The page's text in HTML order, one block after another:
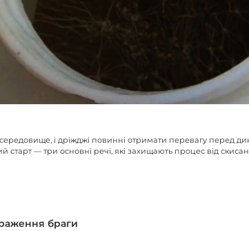
і дріжджі повинні отримати перевагу перед
старт — три основні речі, які захищають процес від
браги